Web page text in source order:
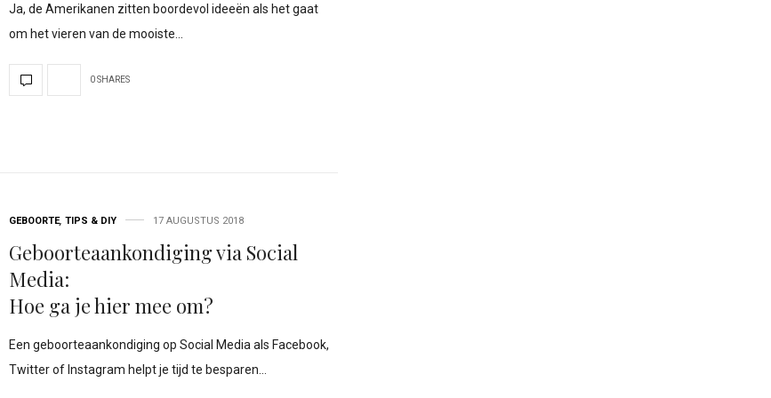
Ja, de Amerikanen zitten boordevol ideeën als het gaat
om het vieren van de mooiste…
0 SHARES
GEBOORTE, TIPS & DIY 17 AUGUSTUS 2018
Geboorteaankondiging via Social
Media:
Hoe ga je hier mee om?
Een geboorteaankondiging op Social Media als Facebook,
Twitter of Instagram helpt je tijd te besparen…